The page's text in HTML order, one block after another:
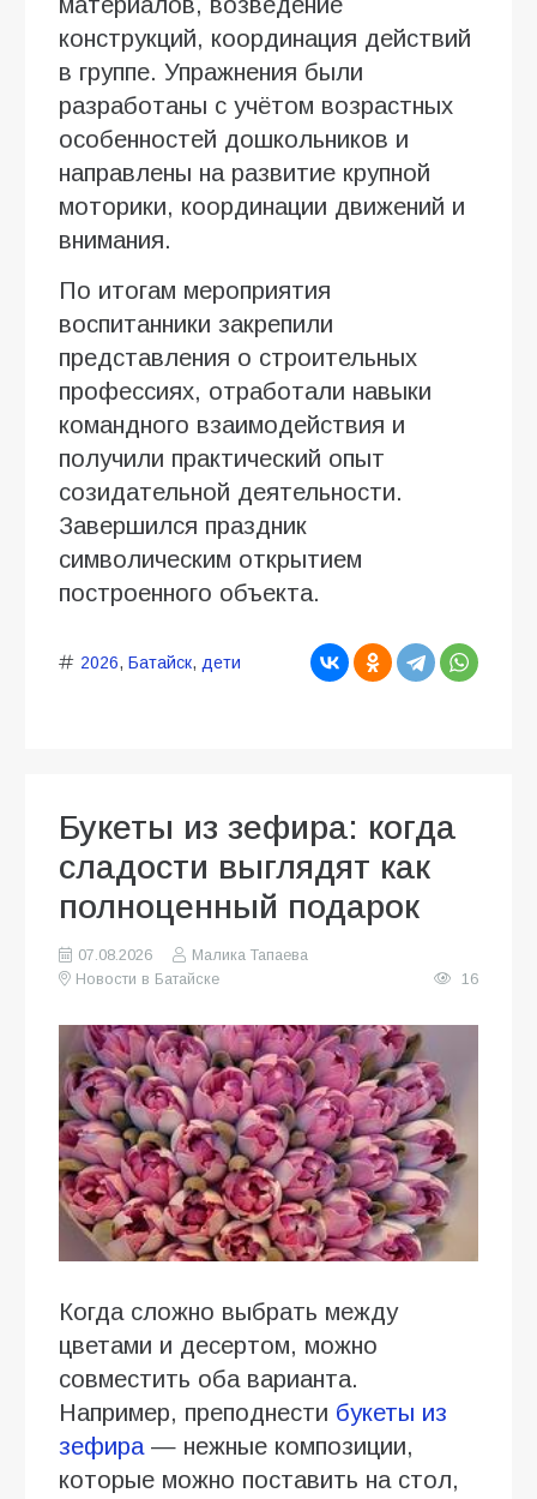
конструкций, координация действий
в группе. Упражнения были
разработаны с учётом возрастных
особенностей дошкольников и
направлены на развитие крупной
моторики, координации движений и
внимания.
По итогам мероприятия
воспитанники закрепили
представления о строительных
профессиях, отработали навыки
командного взаимодействия и
получили практический опыт
созидательной деятельности.
Завершился праздник
символическим открытием
построенного объекта.
2026, Батайск, дети
Букеты из зефира: когда
сладости выглядят как
полноценный подарок
07.08.2026
Малика Тапаева
Новости в Батайске
16
Когда сложно выбрать между
цветами и десертом, можно
совместить оба варианта.
Например, преподнести букеты из
зефира— нежные композиции,
которые можно поставить на стол,